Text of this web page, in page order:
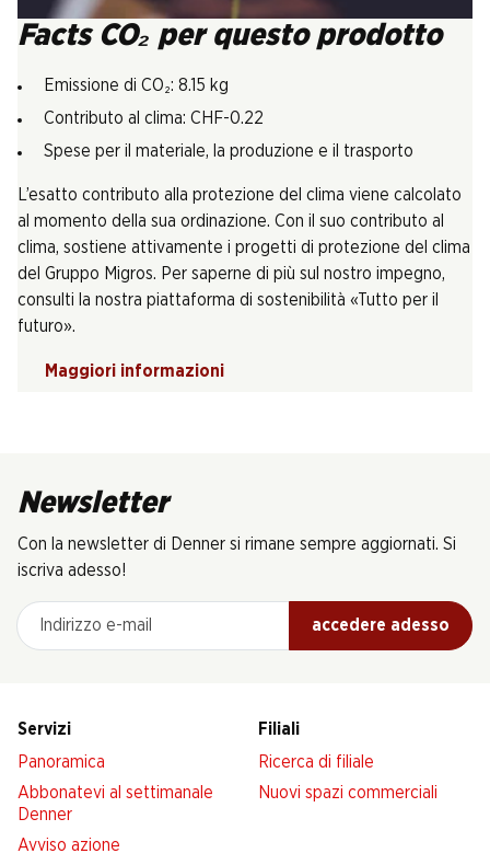
Facts CO₂ per questo prodotto
Emissione di CO₂: 8.15 kg
Contributo al clima: CHF-0.22
Spese per il materiale, la produzione e il trasporto
L’esatto contributo alla protezione del clima viene calcolato
al momento della sua ordinazione. Con il suo contributo al
clima, sostiene attivamente i progetti di protezione del clima
del Gruppo Migros. Per saperne di più sul nostro impegno,
consulti la nostra piattaforma di sostenibilità «Tutto per il
futuro».
Maggiori informazioni
Newsletter
Con la newsletter di Denner si rimane sempre aggiornati. Si
iscriva adesso!
Indirizzo e-mail
accedere adesso
Servizi
Panoramica
Abbonatevi al settimanale
Denner
Avviso azione
Filiali
Ricerca di filiale
Nuovi spazi commerciali